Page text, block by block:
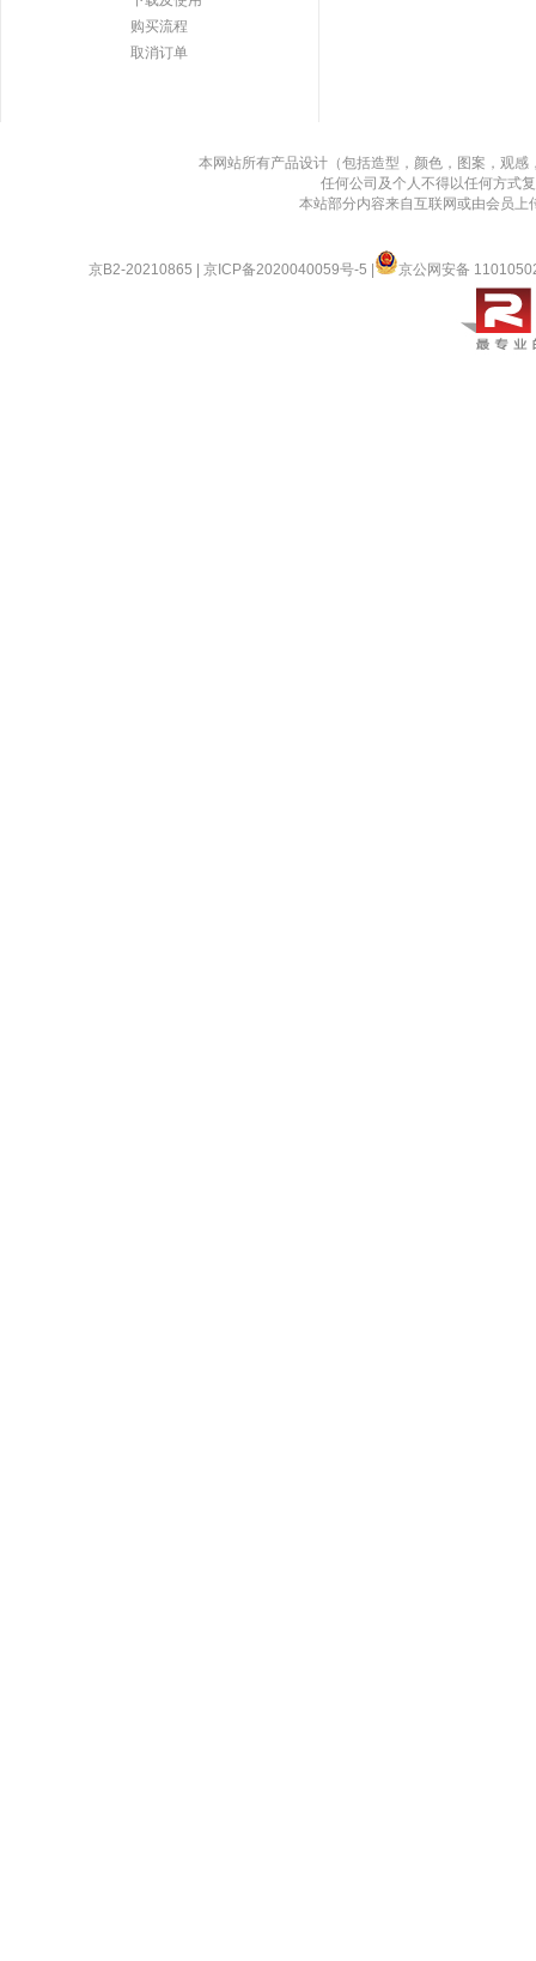
购买流程
取消订单
本网站所有产品设计（包括造型，颜色，图案，观
任何公司及个人不得以任何方式
本站部分内容来自互联网或由会员
京B2-20210865 京ICP备2020040059号-5 京公网安备